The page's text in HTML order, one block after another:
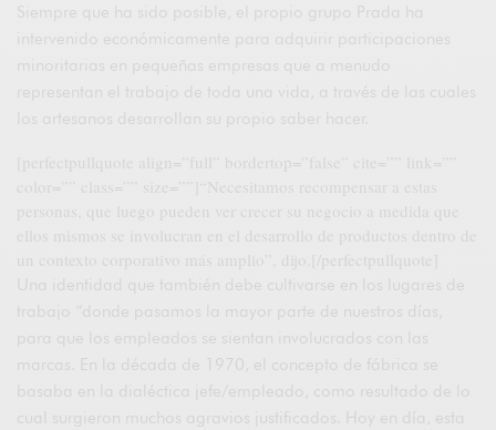
Siempre que ha sido posible, el propio grupo Prada ha
intervenido económicamente para adquirir participaciones
minoritarias en pequeñas empresas que a menudo
representan el trabajo de toda una vida, a través de las cuales
los artesanos desarrollan su propio saber hacer.
[perfectpullquote align=”full” bordertop=”false” cite=”” link=””
color=”” class=”” size=””]“Necesitamos recompensar a estas
personas, que luego pueden ver crecer su negocio a medida que
ellos mismos se involucran en el desarrollo de productos dentro de
un contexto corporativo más amplio”, dijo.[/perfectpullquote]
Una identidad que también debe cultivarse en los lugares de
trabajo “donde pasamos la mayor parte de nuestros días,
para que los empleados se sientan involucrados con las
marcas. En la década de 1970, el concepto de fábrica se
basaba en la dialéctica jefe/empleado, como resultado de lo
cual surgieron muchos agravios justificados. Hoy en día, esta